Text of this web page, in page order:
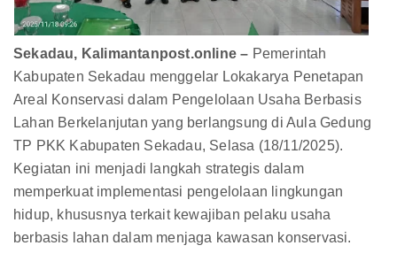
Sekadau, Kalimantanpost.online – Pemerintah
Kabupaten Sekadau menggelar Lokakarya Penetapan
Areal Konservasi dalam Pengelolaan Usaha Berbasis
Lahan Berkelanjutan yang berlangsung di Aula Gedung
TP PKK Kabupaten Sekadau, Selasa (18/11/2025).
Kegiatan ini menjadi langkah strategis dalam
memperkuat implementasi pengelolaan lingkungan
hidup, khususnya terkait kewajiban pelaku usaha
berbasis lahan dalam menjaga kawasan konservasi.